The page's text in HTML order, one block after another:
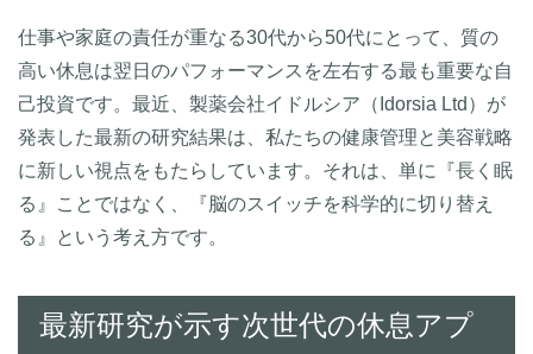
仕事や家庭の責任が重なる30代から50代にとって、質の
高い休息は翌日のパフォーマンスを左右する最も重要な自
己投資です。最近、製薬会社イドルシア（Idorsia Ltd）が
発表した最新の研究結果は、私たちの健康管理と美容戦略
に新しい視点をもたらしています。それは、単に『長く眠
る』ことではなく、『脳のスイッチを科学的に切り替え
る』という考え方です。
最新研究が示す次世代の休息アプ